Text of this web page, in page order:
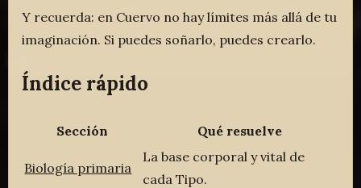
Y recuerda: en Cuervo no hay límites más allá de tu
imaginación. Si puedes soñarlo, puedes crearlo.
Índice rápido
Sección Qué resuelve
Biología primaria
La base corporal y vital de
cada Tipo.